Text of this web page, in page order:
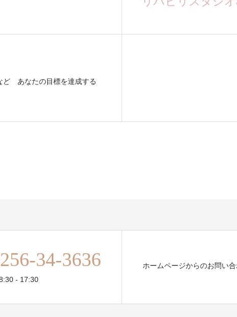
ど あなたの目標を達成する
34-3636
- 17:30
ホームページからのお問い